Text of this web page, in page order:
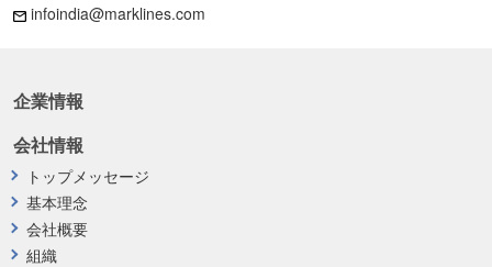
infoindia@marklines.com
企業情報
会社情報
トップメッセージ
基本理念
会社概要
組織